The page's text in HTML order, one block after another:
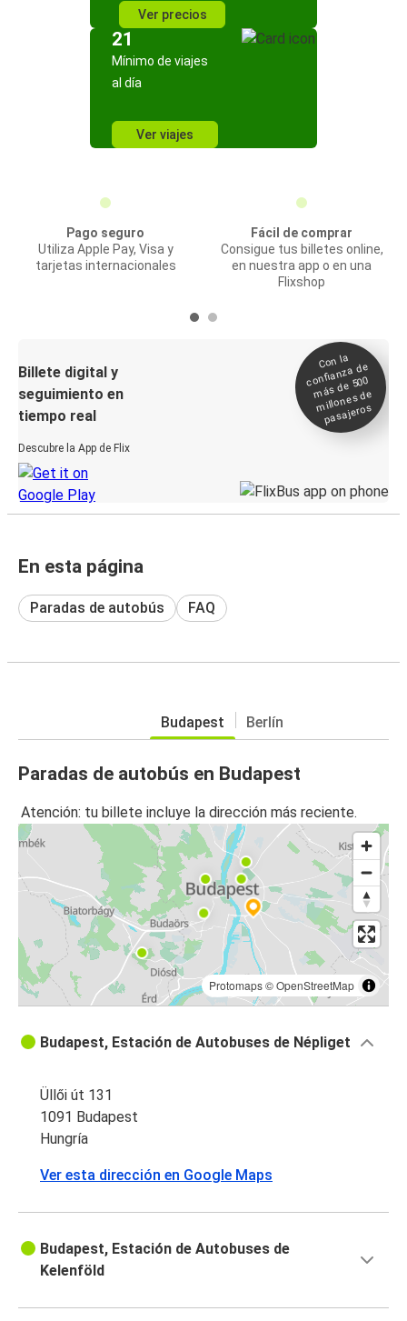
Ver precios
21
Mínimo de viajes
al día
Ver viajes
Pago seguro
Utiliza Apple Pay, Visa y
tarjetas internacionales
Fácil de comprar
Consigue tus billetes online,
en nuestra app o en una
Flixshop
Billete digital y
seguimiento en
tiempo real
Descubre la App de Flix
Con la
confianza de
más de 500
millones de
pasajeros
En esta página
Paradas de autobús FAQ
Budapest Berlín
Paradas de autobús en Budapest
Atención: tu billete incluye la dirección más reciente.
Protomaps©OpenStreetMap
Budapest, Estación de Autobuses de Népliget
Üllői út 131
1091 Budapest
Hungría
Ver esta dirección en Google Maps
Budapest, Estación de Autobuses de
Kelenföld